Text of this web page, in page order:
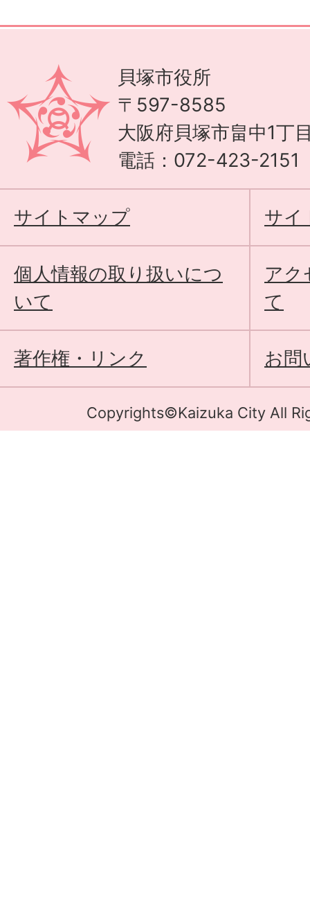
貝塚市役所
〒597-8585
大阪府貝塚市畠中1丁
電話：072-423-2151
サイトマップ サイ
個人情報の取り扱いにつ
いて
アク
て
著作権・リンク お問
Copyrights©Kaizuka City All